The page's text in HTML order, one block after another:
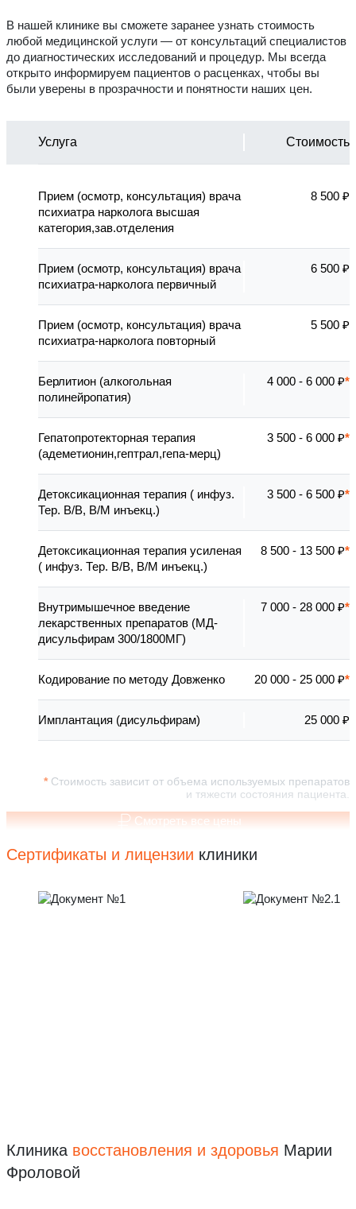
В нашей клинике вы сможете заранее узнать стоимость
любой медицинской услуги — от консультаций специалистов
до диагностических исследований и процедур. Мы всегда
открыто информируем пациентов о расценках, чтобы вы
были уверены в прозрачности и понятности наших цен.
Стоимость зависит от объема используемых препаратов
и тяжести состояния пациента.
Услуга Стоимость
Прием (осмотр, консультация) врача
психиатра нарколога высшая
категория,зав.отделения
8 500 ₽
Прием (осмотр, консультация) врача
психиатра-нарколога первичный
6 500 ₽
Прием (осмотр, консультация) врача
психиатра-нарколога повторный
5 500 ₽
Берлитион (алкогольная
полинейропатия)
4 000 - 6 000 ₽
Гепатопротекторная терапия
(адеметионин,гептрал,гепа-мерц)
3 500 - 6 000 ₽
Детоксикационная терапия ( инфуз.
Тер. В/В, В/М инъекц.)
3 500 - 6 500 ₽
Детоксикационная терапия усиленая
( инфуз. Тер. В/В, В/М инъекц.)
8 500 - 13 500 ₽
Внутримышечное введение
лекарственных препаратов (МД-
дисульфирам 300/1800МГ)
7 000 - 28 000 ₽
Кодирование по методу Довженко 20 000 - 25 000 ₽
Имплантация (дисульфирам) 25 000 ₽
Смотреть все цены
Сертификаты и лицензии клиники
Клиника восстановления и здоровья Марии
Фроловой